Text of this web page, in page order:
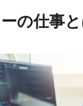
の仕事